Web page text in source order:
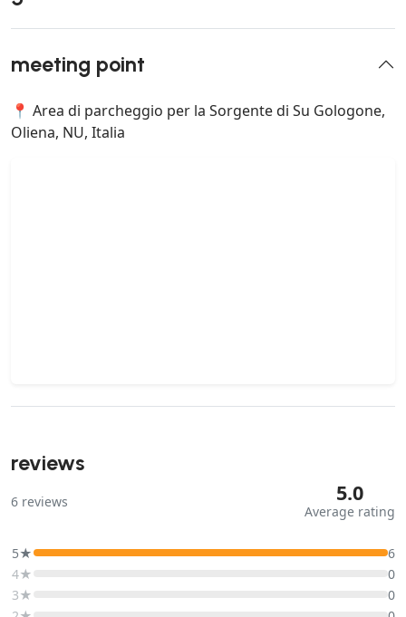
meeting point
📍 Area di parcheggio per la Sorgente di Su Gologone,
Oliena, NU, Italia
reviews
6 reviews 5.0
Average rating
5★
6
4★
0
3★
0